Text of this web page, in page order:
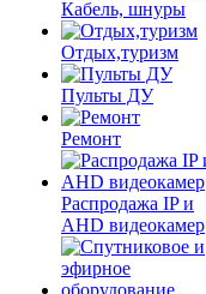
Кабель, шнуры
Отдых,туризм
Пульты ДУ
Ремонт
Распродажа IP и
AHD видеокамер